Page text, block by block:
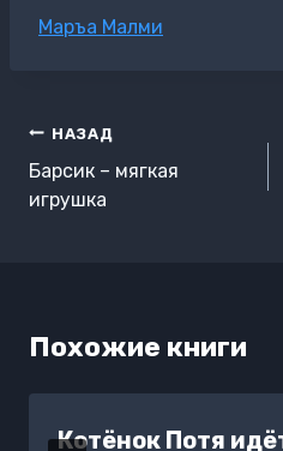
Метки
Маръа Малми
Навигация
по
записям
НАЗАД
Барсик – мягкая
игрушка
Похожие книги
Котёнок Потя